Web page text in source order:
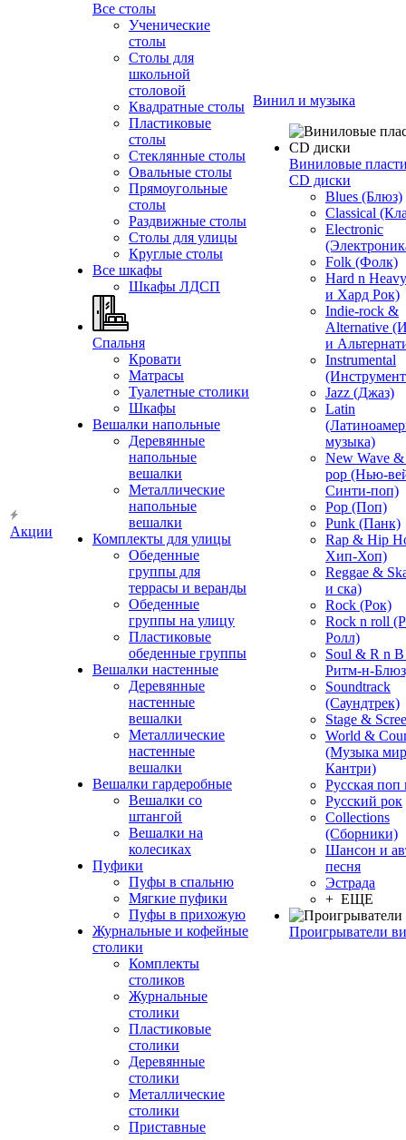
Акции
Все столы
Ученические
столы
Столы для
школьной
столовой
Квадратные столы
Пластиковые
столы
Стеклянные столы
Овальные столы
Прямоугольные
столы
Раздвижные столы
Столы для улицы
Круглые столы
Все шкафы
Шкафы ЛДСП
Спальня
Кровати
Матрасы
Туалетные столики
Шкафы
Вешалки напольные
Деревянные
напольные
вешалки
Металлические
напольные
вешалки
Комплекты для улицы
Обеденные
группы для
террасы и веранды
Обеденные
группы на улицу
Пластиковые
обеденные группы
Вешалки настенные
Деревянные
настенные
вешалки
Металлические
настенные
вешалки
Вешалки гардеробные
Вешалки со
штангой
Вешалки на
колесиках
Пуфики
Пуфы в спальню
Мягкие пуфики
Пуфы в прихожую
Журнальные и кофейные
столики
Комплекты
столиков
Журнальные
столики
Пластиковые
столики
Деревянные
столики
Металлические
столики
Приставные
Винил и музыка
Виниловые
CD диски
Blues (Блюз)
Classical
Electronic
Folk (Фолк)
Hard n
и Хард Рок)
Indie-rock &
Alternative
и
Instrumental
Jazz (Джаз)
Latin
музыка)
New Wave
pop (Нью-
Синти-поп)
Pop (Поп)
Punk (Панк)
Rap & Hip
Хип-Хоп)
Reggae &
и ска)
Rock (Рок)
Rock n roll
Ролл)
Soul & R n
Ритм-н-
Soundtrack
(Саундтрек)
Stage &
World &
(Музыка
Кантри)
Русская поп
Русский рок
Сollections
(Сборники)
Шансон и
песня
Эстрада
+ ЕЩЕ
Проигрыватели